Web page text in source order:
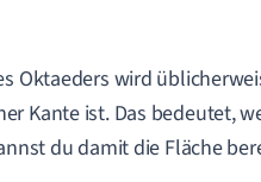
Oktaeders wird
Kante ist. Das bedeutet,
du damit die Fläche